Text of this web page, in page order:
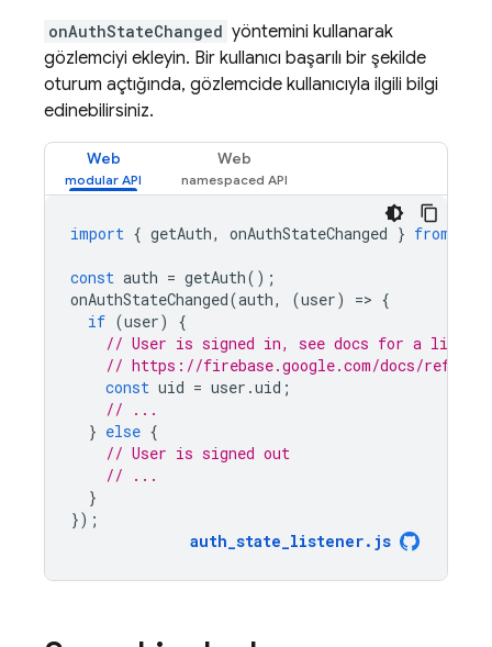
onAuthStateChanged yöntemini kullanarak
gözlemciyi ekleyin. Bir kullanıcı başarılı bir şekilde
oturum açtığında, gözlemcide kullanıcıyla ilgili bilgi
edinebilirsiniz.
Web Web
import { getAuth, onAuthStateChanged } from
const auth = getAuth();
onAuthStateChanged(auth, (user) => {
if (user)
{
// User is signed in, see docs for a list
// https://firebase.google.com/docs/
const uid = user .uid ;
// ...
} else {
// User is signed out
// ...
}
});
auth_state_listener. js